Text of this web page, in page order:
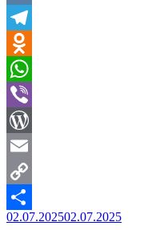
VK
Telegram
Odnoklassniki
WhatsApp
Viber
WordPress
Email
Copy
Link
Отправить
Опубликовано
02.07.202502.07.2025